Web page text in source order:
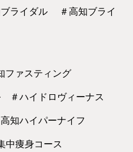
ライダル ＃高知ブライ
ァスティング
＃ハイドロヴィーナス
知ハイパーナイフ
痩身コース